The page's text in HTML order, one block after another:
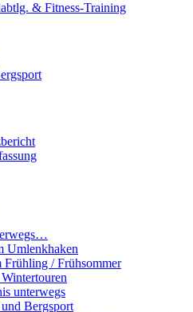
& Fitness-Training
Umlenkhaken
Frühling / Frühsommer
unterwegs
Bergsport